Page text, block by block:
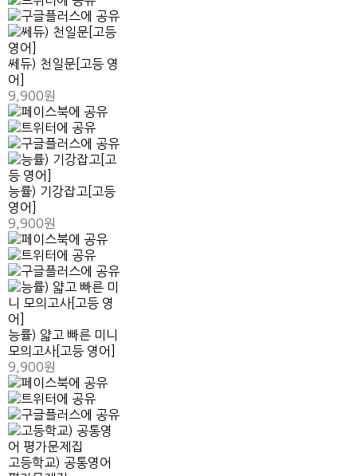
쎄듀) 천일문[고등 영
어]
9,900원
능률) 기강잡고[고등
영어]
9,900원
능률) 얇고 빠른 미니
모의고사[고등 영어]
9,900원
고등학교) 공통영어